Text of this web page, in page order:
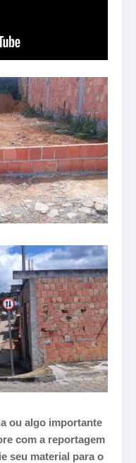
ou algo importante
com a reportagem
seu material para o